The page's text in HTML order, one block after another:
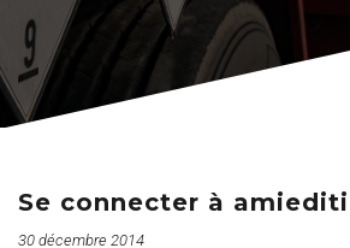
Se connecter à
30 décembre 2014